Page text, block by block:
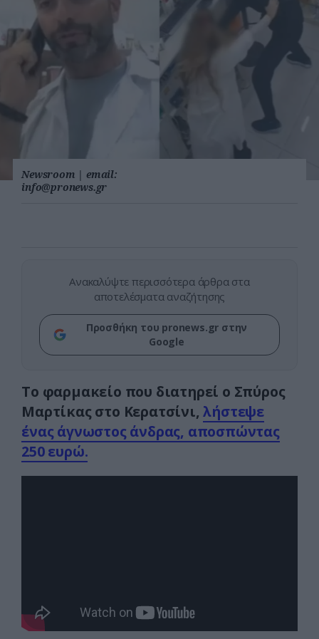
Newsroom | email:
info@pronews.gr
Ανακαλύψτε περισσότερα άρθρα στα
αποτελέσματα αναζήτησης
Προσθήκη του pronews.gr στην
Google
Το φαρμακείο που διατηρεί ο Σπύρος
Μαρτίκας στο Κερατσίνι,λήστεψε
ένας άγνωστος άνδρας, αποσπώντας
250 ευρώ.